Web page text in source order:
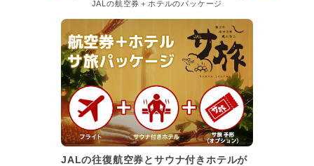
JALの航空券＋ホテルのパッケージ
JALの往復航空券とサウナ付きホテルが